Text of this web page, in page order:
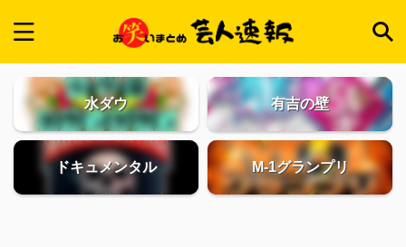
水ダウ 有吉の壁
ドキュメンタル M-1グランプリ